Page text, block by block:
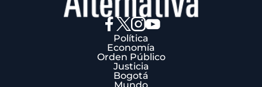
Política
Economía
Orden Público
Justicia
Bogotá